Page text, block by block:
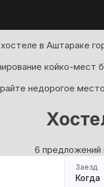
в Аштараке
койко-мест
недорогое
6 предложений
Заезд
Когда